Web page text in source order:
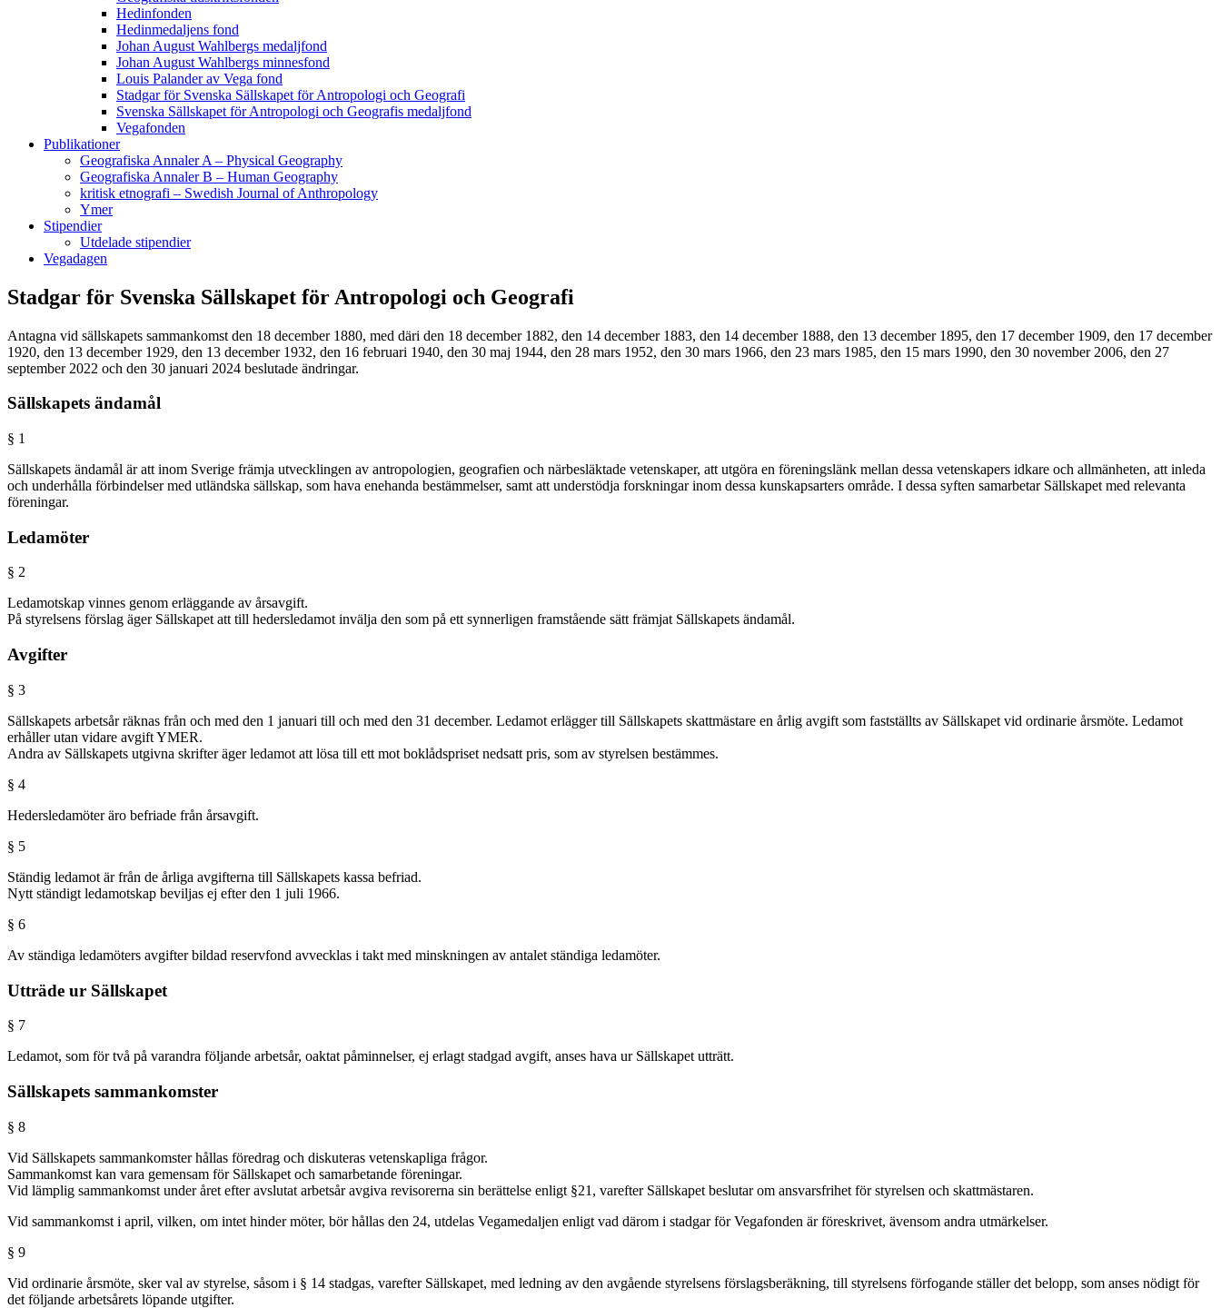
Hedinfonden
Hedinmedaljens fond
Johan August Wahlbergs medaljfond
Johan August Wahlbergs minnesfond
Louis Palander av Vega fond
Stadgar för Svenska Sällskapet för Antropologi och Geografi
Svenska Sällskapet för Antropologi och Geografis medaljfond
Vegafonden
Publikationer
Geografiska Annaler A – Physical Geography
Geografiska Annaler B – Human Geography
kritisk etnografi – Swedish Journal of Anthropology
Ymer
Stipendier
Utdelade stipendier
Vegadagen
Stadgar för Svenska Sällskapet för Antropologi och Geografi
Antagna vid sällskapets sammankomst den 18 december 1880, med däri den 18 december 1882, den 14 december 1883, den 14 december 1888, den 13 december 1895, den 17 december 1909, den 17 december
1920, den 13 december 1929, den 13 december 1932, den 16 februari 1940, den 30 maj 1944, den 28 mars 1952, den 30 mars 1966, den 23 mars 1985, den 15 mars 1990, den 30 november 2006, den 27
september 2022 och den 30 januari 2024 beslutade ändringar.
Sällskapets ändamål
§ 1
Sällskapets ändamål är att inom Sverige främja utvecklingen av antropologien, geografien och närbesläktade vetenskaper, att utgöra en föreningslänk mellan dessa vetenskapers idkare och allmänheten, att inleda
och underhålla förbindelser med utländska sällskap, som hava enehanda bestämmelser, samt att understödja forskningar inom dessa kunskapsarters område. I dessa syften samarbetar Sällskapet med relevanta
föreningar.
Ledamöter
§ 2
Ledamotskap vinnes genom erläggande av årsavgift.
På styrelsens förslag äger Sällskapet att till hedersledamot invälja den som på ett synnerligen framstående sätt främjat Sällskapets ändamål.
Avgifter
§ 3
Sällskapets arbetsår räknas från och med den 1 januari till och med den 31 december. Ledamot erlägger till Sällskapets skattmästare en årlig avgift som fastställts av Sällskapet vid ordinarie årsmöte. Ledamot
erhåller utan vidare avgift YMER.
Andra av Sällskapets utgivna skrifter äger ledamot att lösa till ett mot boklådspriset nedsatt pris, som av styrelsen bestämmes.
§ 4
Hedersledamöter äro befriade från årsavgift.
§ 5
Ständig ledamot är från de årliga avgifterna till Sällskapets kassa befriad.
Nytt ständigt ledamotskap beviljas ej efter den 1 juli 1966.
§ 6
Av ständiga ledamöters avgifter bildad reservfond avvecklas i takt med minskningen av antalet ständiga ledamöter.
Utträde ur Sällskapet
§ 7
Ledamot, som för två på varandra följande arbetsår, oaktat påminnelser, ej erlagt stadgad avgift, anses hava ur Sällskapet utträtt.
Sällskapets sammankomster
§ 8
Vid Sällskapets sammankomster hållas föredrag och diskuteras vetenskapliga frågor.
Sammankomst kan vara gemensam för Sällskapet och samarbetande föreningar.
Vid lämplig sammankomst under året efter avslutat arbetsår avgiva revisorerna sin berättelse enligt §21, varefter Sällskapet beslutar om ansvarsfrihet för styrelsen och skattmästaren.
Vid sammankomst i april, vilken, om intet hinder möter, bör hållas den 24, utdelas Vegamedaljen enligt vad därom i stadgar för Vegafonden är föreskrivet, ävensom andra utmärkelser.
§ 9
Vid ordinarie årsmöte, sker val av styrelse, såsom i § 14 stadgas, varefter Sällskapet, med ledning av den avgående styrelsens förslagsberäkning, till styrelsens förfogande ställer det belopp, som anses nödigt för
det följande arbetsårets löpande utgifter.